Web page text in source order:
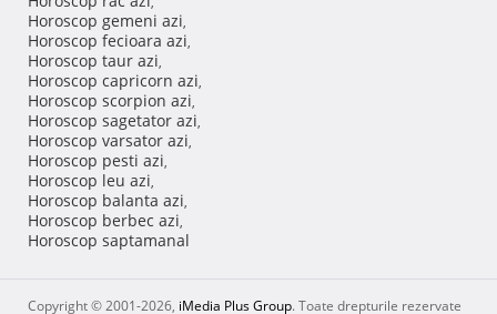
Horoscop gemeni azi,
Horoscop fecioara azi,
Horoscop taur azi,
Horoscop capricorn azi,
Horoscop scorpion azi,
Horoscop sagetator azi,
Horoscop varsator azi,
Horoscop pesti azi,
Horoscop leu azi,
Horoscop balanta azi,
Horoscop berbec azi,
Horoscop saptamanal
Copyright © 2001-2026, iMedia Plus Group. Toate drepturile rezervate